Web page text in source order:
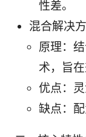
性差。
混合解决
原理：
术，旨
优点：灵
缺点：